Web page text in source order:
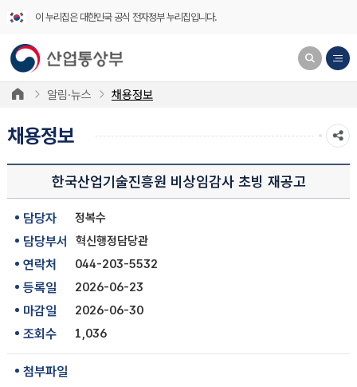
이 누리집은 대한민국 공식 전자정부 누리집입니다.
알림·뉴스 채용정보
채용정보
한국산업기술진흥원 비상임감사 초빙 재공고
담당자 정복수
담당부서 혁신행정담당관
연락처 044-203-5532
등록일 2026-06-23
마감일 2026-06-30
조회수 1,036
첨부파일